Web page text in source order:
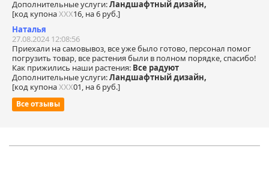
Дополнительные услуги:Ландшафтный дизайн,
[код купонаХХХ16, на 6 руб.]
Наталья
27.08.2024 12:08:56
Приехали на самовывоз, все уже было готово, персонал помог
погрузить товар, все растения были в полном порядке, спасибо!
Как прижились наши растения: Все радуют
Дополнительные услуги:Ландшафтный дизайн,
[код купонаХХХ01, на 6 руб.]
Все отзывы